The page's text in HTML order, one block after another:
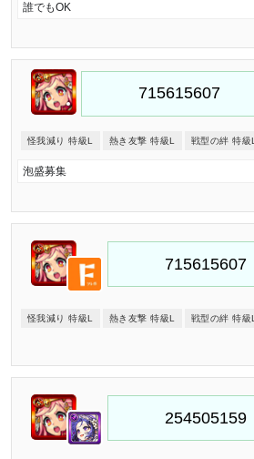
誰でもOK
怪我減り 特級L 熱き友撃 特級L 戦型の絆 特級L
泡盛募集
怪我減り 特級L 熱き友撃 特級L 戦型の絆 特級L